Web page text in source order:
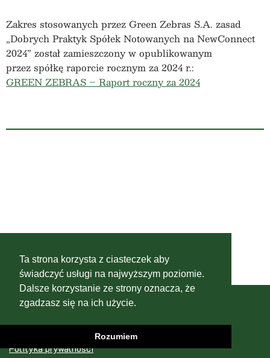
Zakres stosowanych przez Green Zebras S.A. zasad
„Dobrych Praktyk Spółek Notowanych na NewConnect
2024” został zamieszczony w opublikowanym
przez spółkę raporcie rocznym za 2024 r.:
GREEN ZEBRAS – Raport roczny za 2024
HOME ZESPÓŁ KONTAKT
Polityka prywatności
Ta strona korzysta z ciasteczek aby
świadczyć usługi na najwyższym poziomie.
Dalsze korzystanie ze strony oznacza, że
zgadzasz się na ich użycie.
Rozumiem